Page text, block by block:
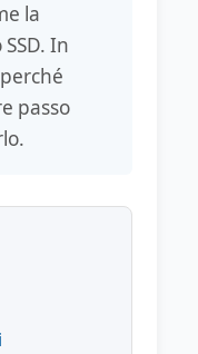
la
In
passo